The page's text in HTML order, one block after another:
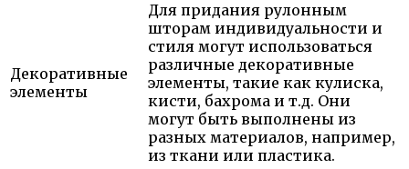
Декоративные
элементы
Для придания рулонным
шторам индивидуальности и
стиля могут использоваться
различные декоративные
элементы, такие как кулиска,
кисти, бахрома и т.д. Они
могут быть выполнены из
разных материалов, например,
из ткани или пластика.